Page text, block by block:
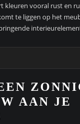
kleuren vooral rust en
te liggen op het
AAN JE